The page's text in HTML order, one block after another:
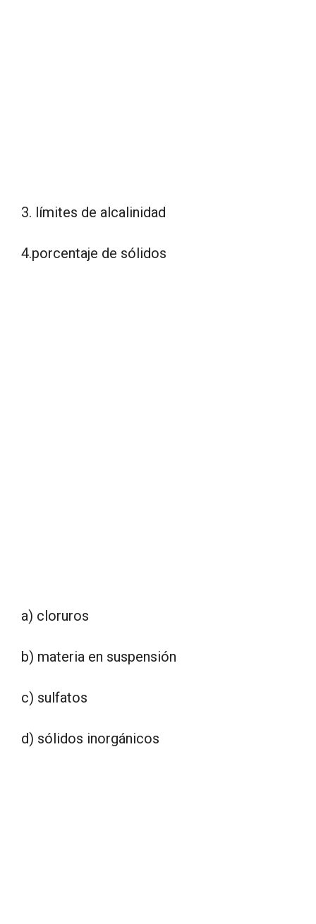
3. límites de alcalinidad
4.porcentaje de sólidos
a) cloruros
b) materia en suspensión
c) sulfatos
d) sólidos inorgánicos